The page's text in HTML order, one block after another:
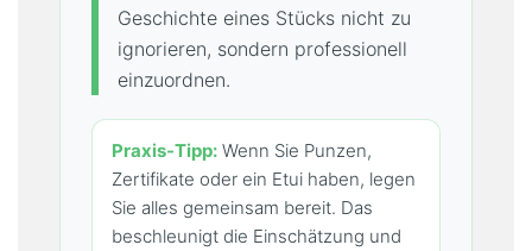
Geschichte eines Stücks nicht zu
ignorieren, sondern professionell
einzuordnen.
Praxis-Tipp: Wenn Sie Punzen,
Zertifikate oder ein Etui haben, legen
Sie alles gemeinsam bereit. Das
beschleunigt die Einschätzung und